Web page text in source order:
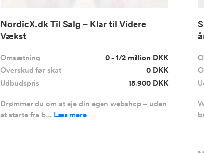
NordicX.dk Til Salg – Klar til Videre
Vækst
Omsætning
0 - 1/2 million DKK
Overskud før skat
0 DKK
Udbudspris
15.900 DKK
Drømmer du om at eje din egen webshop – uden
at starte fra b... Læs mere